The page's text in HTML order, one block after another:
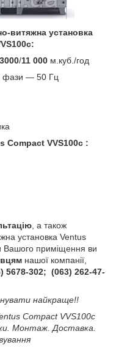
витяжна установка
3000/11 000 м.куб./год
фази — 50 Гц
Compact VVS100c :
, а також
установка Ventus
Вашого приміщення ви
нашої компанії,
5678-302; (063) 262-47-
найкраще!!
Compact VVS100c
Монтаж. Доставка.